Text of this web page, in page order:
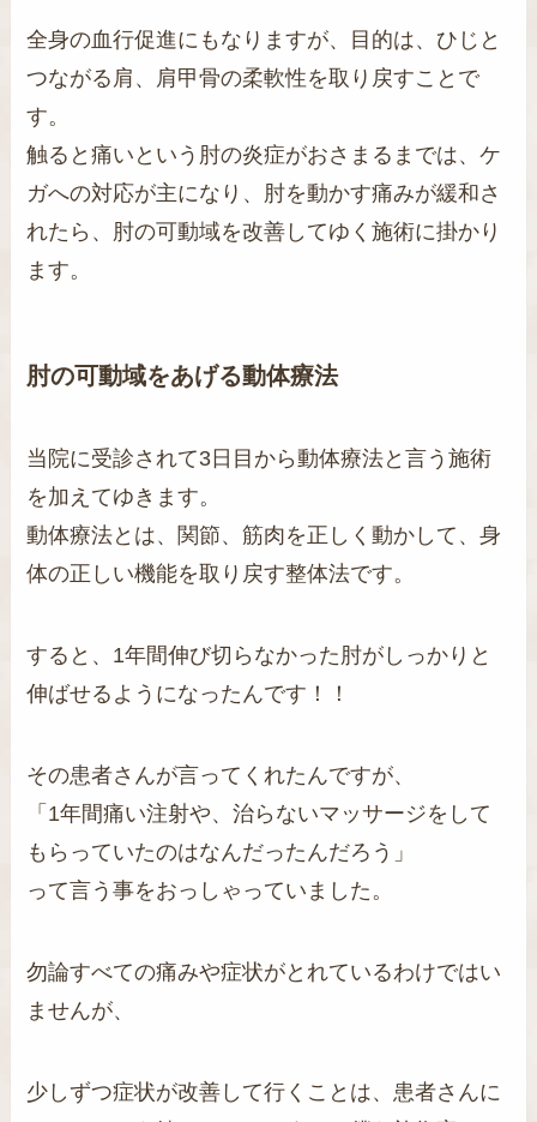
全身の血行促進にもなりますが、目的は、ひじと
つながる肩、肩甲骨の柔軟性を取り戻すことで
す。
触ると痛いという肘の炎症がおさまるまでは、ケ
ガへの対応が主になり、肘を動かす痛みが緩和さ
れたら、肘の可動域を改善してゆく施術に掛かり
ます。
肘の可動域をあげる動体療法
当院に受診されて3日目から動体療法と言う施術
を加えてゆきます。
動体療法とは、関節、筋肉を正しく動かして、身
体の正しい機能を取り戻す整体法です。
すると、1年間伸び切らなかった肘がしっかりと
伸ばせるようになったんです！！
その患者さんが言ってくれたんですが、
「1年間痛い注射や、治らないマッサージをして
もらっていたのはなんだったんだろう」
って言う事をおっしゃっていました。
勿論すべての痛みや症状がとれているわけではい
ませんが、
少しずつ症状が改善して行くことは、患者さんに